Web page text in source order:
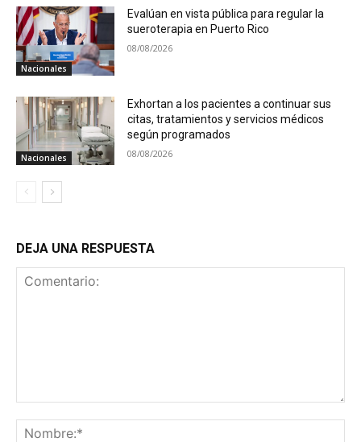
Nacionales
Evalúan en vista pública para regular la
sueroterapia en Puerto Rico
08/08/2026
Nacionales
Exhortan a los pacientes a continuar sus
citas, tratamientos y servicios médicos
según programados
08/08/2026
DEJA UNA RESPUESTA